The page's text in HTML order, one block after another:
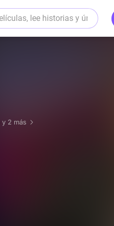
y 2 más